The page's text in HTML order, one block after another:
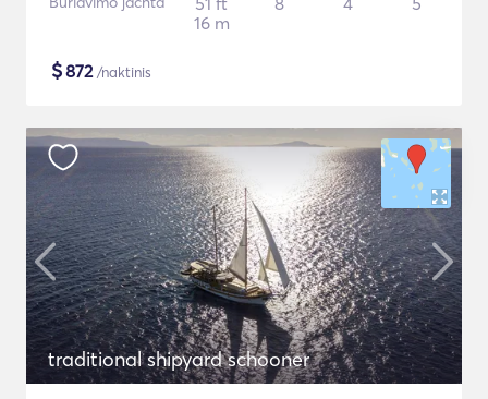
16 m
$872/naktinis
traditional shipyard schooner